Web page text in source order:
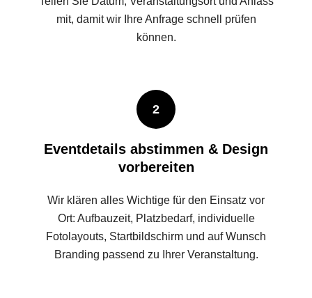
mit, damit wir Ihre Anfrage schnell prüfen
können.
2
Eventdetails abstimmen & Design
vorbereiten
Wir klären alles Wichtige für den Einsatz vor
Ort: Aufbauzeit, Platzbedarf, individuelle
Fotolayouts, Startbildschirm und auf Wunsch
Branding passend zu Ihrer Veranstaltung.